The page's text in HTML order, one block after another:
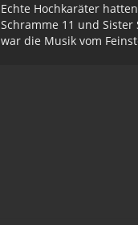
Echte Hochkaräter
Schramme 11 und Sister
war die Musik vom